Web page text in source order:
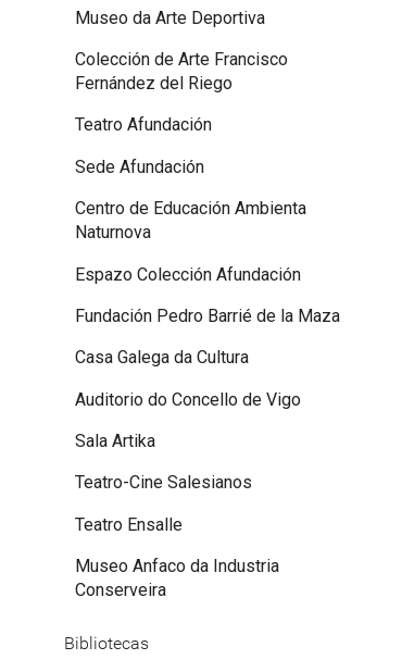
Museo da Arte Deportiva
Colección de Arte Francisco
Fernández del Riego
Teatro Afundación
Sede Afundación
Centro de Educación Ambienta
Naturnova
Espazo Colección Afundación
Fundación Pedro Barrié de la Maza
Casa Galega da Cultura
Auditorio do Concello de Vigo
Sala Artika
Teatro-Cine Salesianos
Teatro Ensalle
Museo Anfaco da Industria
Conserveira
Bibliotecas